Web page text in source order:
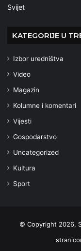
Svijet
KATEGORIJE U
Izbor uredništva
Video
Magazin
Kolumne i komentari
Vijesti
Gospodarstvo
Uncategorized
Kultura
Sport
© Copyright 2026,